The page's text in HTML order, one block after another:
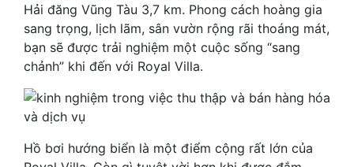
Hải đăng Vũng Tàu 3,7 km. Phong cách hoàng gia
sang trọng, lịch lãm, sân vườn rộng rãi thoáng mát,
bạn sẽ được trải nghiệm một cuộc sống “sang
chảnh” khi đến với Royal Villa.
Hồ bơi hướng biển là một điểm cộng rất lớn của